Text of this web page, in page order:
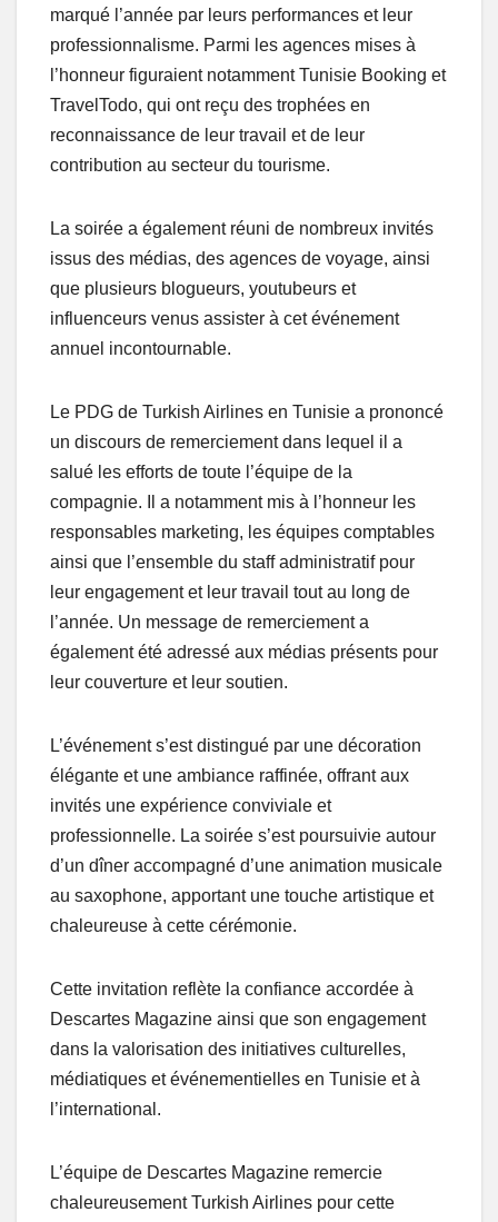
marqué l’année par leurs performances et leur
professionnalisme. Parmi les agences mises à
l’honneur figuraient notamment Tunisie Booking et
TravelTodo, qui ont reçu des trophées en
reconnaissance de leur travail et de leur
contribution au secteur du tourisme.
La soirée a également réuni de nombreux invités
issus des médias, des agences de voyage, ainsi
que plusieurs blogueurs, youtubeurs et
influenceurs venus assister à cet événement
annuel incontournable.
Le PDG de Turkish Airlines en Tunisie a prononcé
un discours de remerciement dans lequel il a
salué les efforts de toute l’équipe de la
compagnie. Il a notamment mis à l’honneur les
responsables marketing, les équipes comptables
ainsi que l’ensemble du staff administratif pour
leur engagement et leur travail tout au long de
l’année. Un message de remerciement a
également été adressé aux médias présents pour
leur couverture et leur soutien.
L’événement s’est distingué par une décoration
élégante et une ambiance raffinée, offrant aux
invités une expérience conviviale et
professionnelle. La soirée s’est poursuivie autour
d’un dîner accompagné d’une animation musicale
au saxophone, apportant une touche artistique et
chaleureuse à cette cérémonie.
Cette invitation reflète la confiance accordée à
Descartes Magazine ainsi que son engagement
dans la valorisation des initiatives culturelles,
médiatiques et événementielles en Tunisie et à
l’international.
L’équipe de Descartes Magazine remercie
chaleureusement Turkish Airlines pour cette